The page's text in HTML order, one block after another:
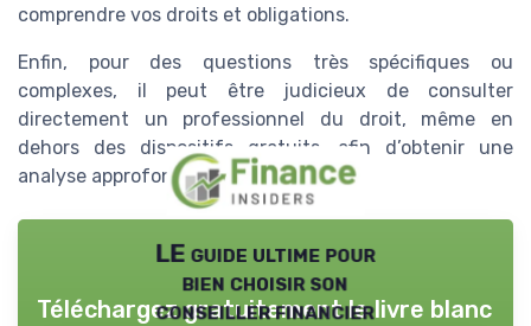
comprendre vos droits et obligations.
Enfin, pour des questions très spécifiques ou
complexes, il peut être judicieux de consulter
directement un professionnel du droit, même en
dehors des dispositifs gratuits, afin d’obtenir une
analyse approfondie et sécurisée.
LE guide ultime pour
bien choisir son
conseiller financier
Téléchargez gratuitement le livre blanc